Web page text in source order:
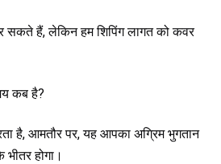
सकते हैं, लेकिन हम शिपिंग लागत को कवर
कब है?
है, आमतौर पर, यह आपका अग्रिम भुगतान
होगा।